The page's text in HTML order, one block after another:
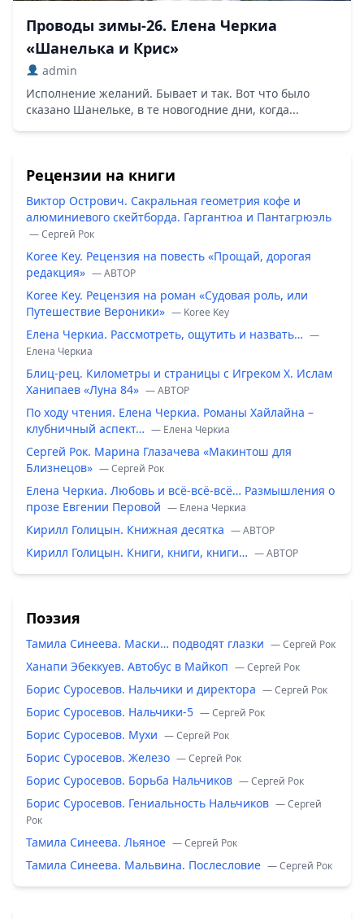
Проводы зимы-26. Елена Черкиа
«Шанелька и Крис»
admin
Исполнение желаний. Бывает и так. Вот что было
сказано Шанельке, в те новогодние дни, когда...
Рецензии на книги
Виктор Острович. Сакральная геометрия кофе и
алюминиевого скейтборда. Гаргантюа и Пантагрюэль
— Сергей Рок
Koree Key. Рецензия на повесть «Прощай, дорогая
редакция» — ABTOP
Koree Key. Рецензия на роман «Судовая роль, или
Путешествие Вероники» — Koree Key
Елена Черкиа. Рассмотреть, ощутить и назвать… —
Елена Черкиа
Блиц-рец. Километры и страницы с Игреком Х. Ислам
Ханипаев «Луна 84» — ABTOP
По ходу чтения. Елена Черкиа. Романы Хайлайна –
клубничный аспект… — Елена Черкиа
Сергей Рок. Марина Глазачева «Макинтош для
Близнецов» — Сергей Рок
Елена Черкиа. Любовь и всё-всё-всё… Размышления о
прозе Евгении Перовой — Елена Черкиа
Кирилл Голицын. Книжная десятка — ABTOP
Кирилл Голицын. Книги, книги, книги… — ABTOP
Поэзия
Тамила Синеева. Маски… подводят глазки — Сергей Рок
Ханапи Эбеккуев. Автобус в Майкоп — Сергей Рок
Борис Суросевов. Нальчики и директора — Сергей Рок
Борис Суросевов. Нальчики-5 — Сергей Рок
Борис Суросевов. Мухи — Сергей Рок
Борис Суросевов. Железо — Сергей Рок
Борис Суросевов. Борьба Нальчиков — Сергей Рок
Борис Суросевов. Гениальность Нальчиков — Сергей
Рок
Тамила Синеева. Льяное — Сергей Рок
Тамила Синеева. Мальвина. Послесловие — Сергей Рок